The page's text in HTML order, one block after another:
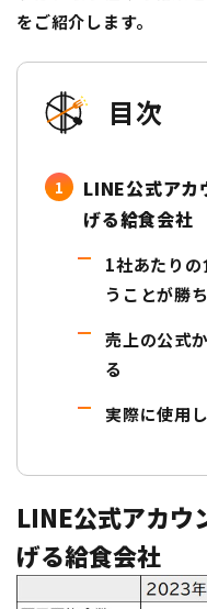
をご紹介します。
目次
LINE公式アカ
げる給食会社
1社あたり
うことが勝
売上の公式
る
実際に使用
LINE公式アカウ
げる給食会社